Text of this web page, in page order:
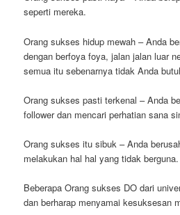
seperti mereka.
Orang sukses hidup mewah – Anda
dengan berfoya foya, jalan jalan luar
semua itu sebenarnya tidak Anda
Orang sukses pasti terkenal – Anda
follower dan mencari perhatian sana
Orang sukses itu sibuk – Anda
melakukan hal hal yang tidak berguna.
Beberapa Orang sukses DO dari
dan berharap menyamai kesuksesan